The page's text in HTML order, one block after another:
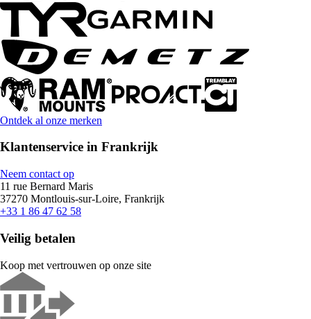
Ontdek al onze merken
Klantenservice in Frankrijk
Neem contact op
11 rue Bernard Maris
37270 Montlouis-sur-Loire, Frankrijk
+33 1 86 47 62 58
Veilig betalen
Koop met vertrouwen op onze site